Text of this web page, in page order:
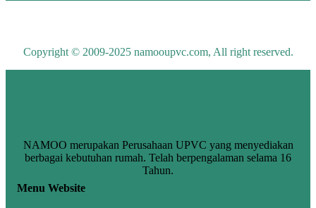
Copyright © 2009-2025 namooupvc.com, All right reserved.
NAMOO merupakan Perusahaan UPVC yang menyediakan
berbagai kebutuhan rumah. Telah berpengalaman selama 16
Tahun.
Menu Website